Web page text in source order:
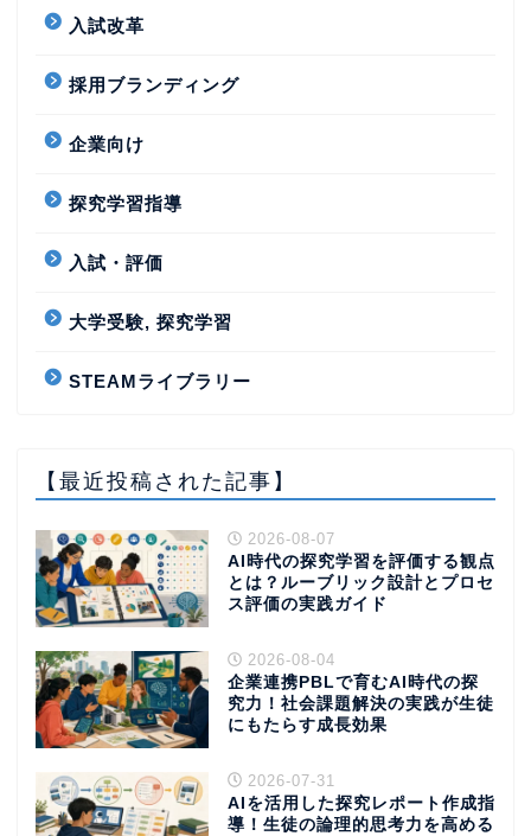
入試改革
採用ブランディング
企業向け
探究学習指導
入試・評価
大学受験, 探究学習
STEAMライブラリー
【最近投稿された記事】
2026-08-07
AI時代の探究学習を評価する観点
とは？ルーブリック設計とプロセ
ス評価の実践ガイド
2026-08-04
企業連携PBLで育むAI時代の探
究力！社会課題解決の実践が生徒
にもたらす成長効果
2026-07-31
AIを活用した探究レポート作成指
導！生徒の論理的思考力を高める